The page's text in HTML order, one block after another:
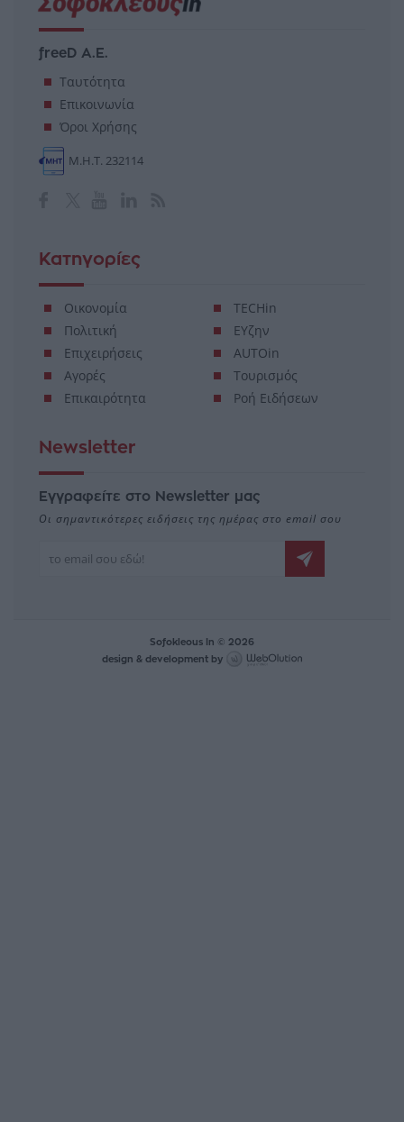
freeD Α.Ε.
Ταυτότητα
Επικοινωνία
Όροι Χρήσης
Μ.Η.Τ. 232114
Κατηγορίες
Οικονομία
Πολιτική
Επιχειρήσεις
Αγορές
Επικαιρότητα
TECHin
ΕΥζην
AUTOin
Τουρισμός
Ροή Ειδήσεων
Newsletter
Εγγραφείτε στο Newsletter μας
Οι σημαντικότερες ειδήσεις της ημέρας στο email σου
Sofokleous In © 2026
design & development by